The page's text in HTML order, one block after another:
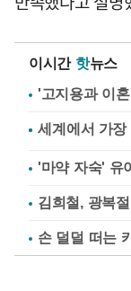
이시간 핫뉴스
'고지용과 이
'마약 자숙' 유
김희철, 광복
손 덜덜 떠는